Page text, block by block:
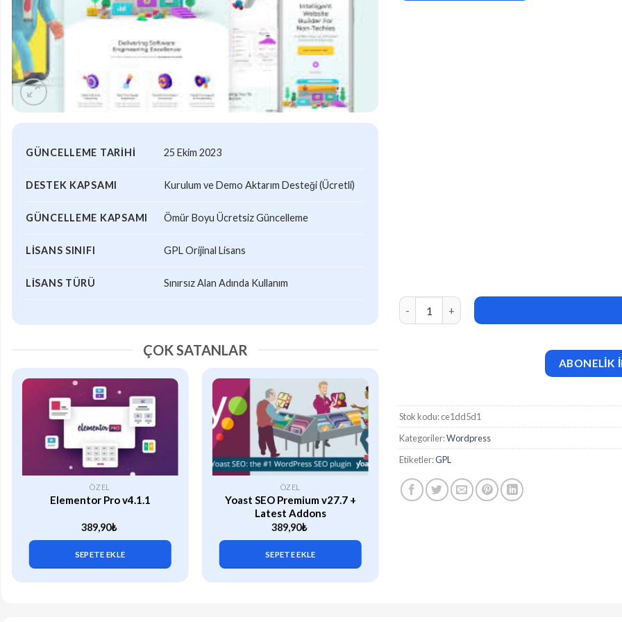
GÜNCELLEME TARIHI 25 Ekim 2023
DESTEK KAPSAMI Kurulum ve Demo Aktarım Desteği (Ücretli)
GÜNCELLEME KAPSAMI Ömür Boyu Ücretsiz Güncelleme
LISANS SINIFI GPL Orijinal Lisans
LISANS TÜRÜ Sınırsız Alan Adında Kullanım
ÇOK SATANLAR
ÖZEL
Elementor Pro v4.1.1
389,90₺
SEPETE EKLE
ÖZEL
Yoast SEO Premium v27.7 +
Latest Addons
389,90₺
SEPETE EKLE
ÖZEL
WP Rocket (v3.21.2) Caching
Quantex – Software Startup & SaaS
ABONELİK
Stok kodu:ce1dd5d1
Kategoriler:Wordpress
Etiketler:GPL